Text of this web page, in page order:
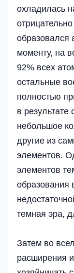
охладилась
образовался
моменту, на
92% всех
остальные
полностью
в результате
небольшое
другие из
элементов.
элементов
образования
темная эра,
Затем во
расширения